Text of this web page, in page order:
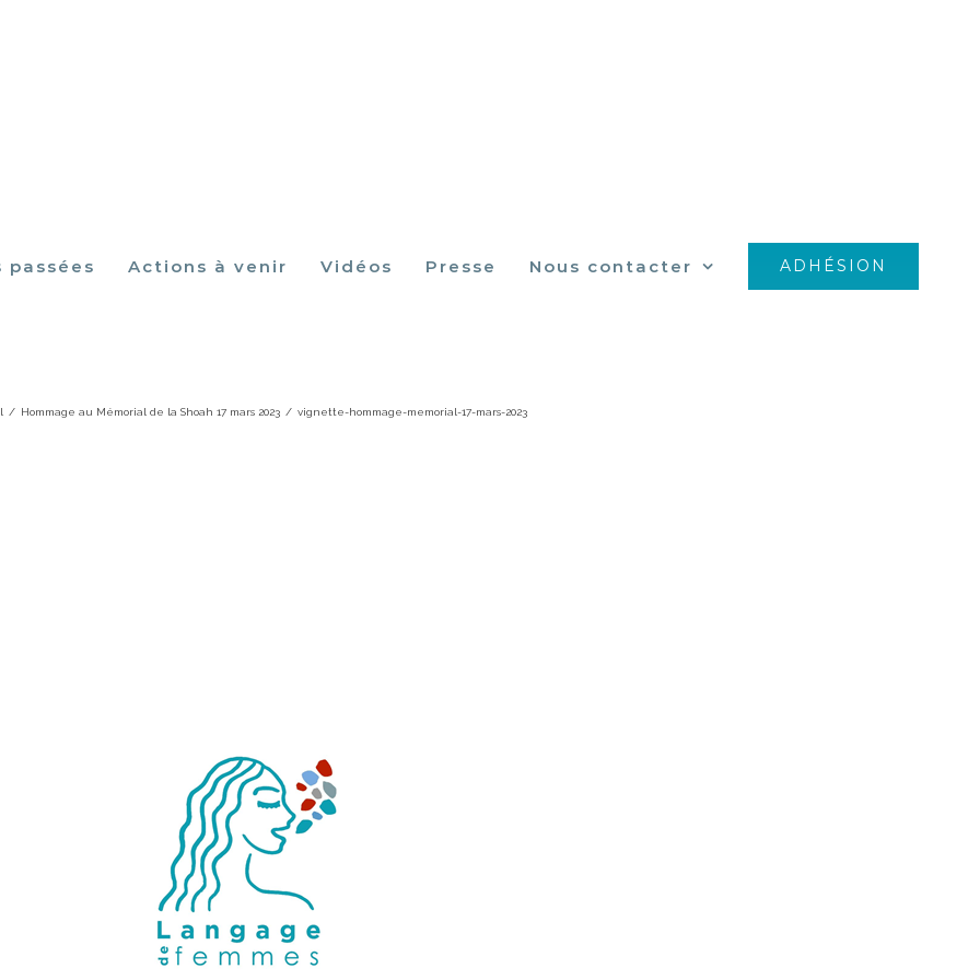
passées Actions à venir Vidéos Presse Nous contacter ADHÉSION
/ Hommage au Mémorial de la Shoah 17 mars 2023 / vignette-hommage-memorial-17-mars-2023